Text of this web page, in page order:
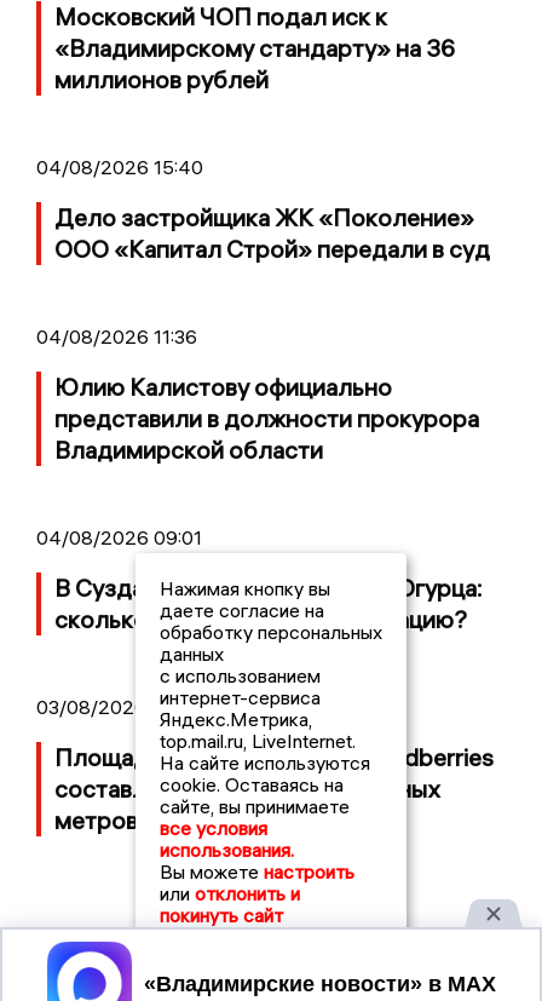
Московский ЧОП подал иск к
«Владимирскому стандарту» на 36
миллионов рублей
04/08/2026 15:40
Дело застройщика ЖК «Поколение»
ООО «Капитал Строй» передали в суд
04/08/2026 11:36
Юлию Калистову официально
представили в должности прокурора
Владимирской области
04/08/2026 09:01
В Суздале прошёл Фестиваль Огурца:
сколько потратили на организацию?
03/08/2026 14:13
Площадь пожара на складе Wildberries
составляет 100 тысяч квадратных
метров
ВЛАДИМИРСКИЕ2017 © NEWSVLADIMIR.RU | СИ
Нажимая кнопку вы
даете согласие на
обработку персональных
данных
с использованием
интернет-сервиса
Яндекс.Метрика,
top.mail.ru, LiveInternet.
На сайте используются
cookie. Оставаясь на
сайте, вы принимаете
все условия
использования.
Вы можете настроить
или отклонить и
покинуть сайт
Принять